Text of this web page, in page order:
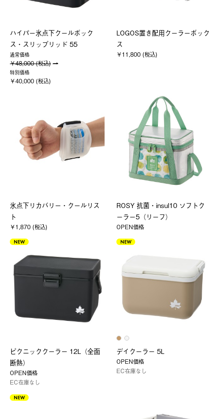
ハイパー氷点下クールボック
ス・スリップリッド 55
通常価格
￥48,000 (税込)
特別価格
￥40,000 (税込)
LOGOS置き配用クーラーボック
ス
￥11,800 (税込)
氷点下リカバリー・クールリス
ト
￥1,870 (税込)
ROSY 抗菌・insul10 ソフトク
ーラー5（リーフ）
OPEN価格
NEW
ピクニッククーラー 12L（全面
断熱）
OPEN価格
EC在庫なし
NEW
デイクーラー 5L
OPEN価格
EC在庫なし
NEW